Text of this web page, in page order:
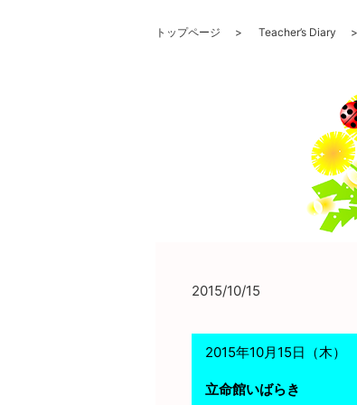
トップページ Teacher’s Diary
2015/10/15
2015年10月15日（木）
立命館いばらき